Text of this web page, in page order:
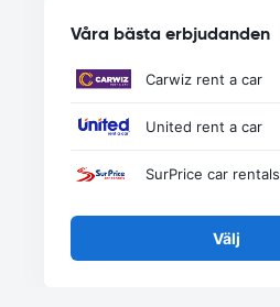
Våra bästa erbjudanden
Carwiz rent a car
United rent a car
SurPrice car rentals
Välj